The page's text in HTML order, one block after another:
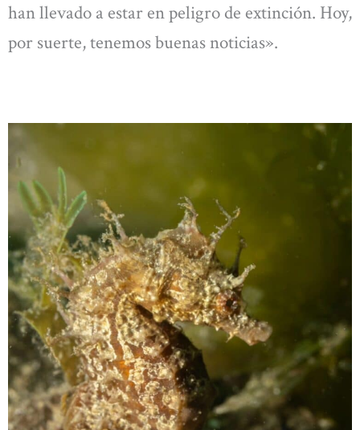
han llevado a estar en peligro de extinción. Hoy,
por suerte, tenemos buenas noticias».